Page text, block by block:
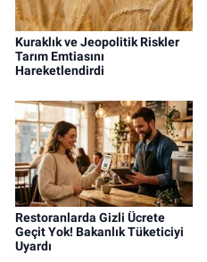
Kuraklık ve Jeopolitik Riskler
Tarım Emtiasını
Hareketlendirdi
Restoranlarda Gizli Ücrete
Geçit Yok! Bakanlık Tüketiciyi
Uyardı